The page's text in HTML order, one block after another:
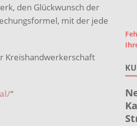
den Glückwunsch der
mit der jede
Kreishandwerkerschaft
“